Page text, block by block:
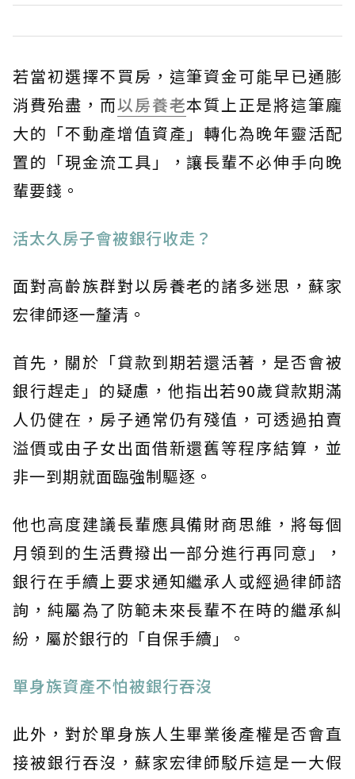
若當初選擇不買房，這筆資金可能早已通膨
消費殆盡，而以房養老本質上正是將這筆龐
大的「不動產增值資產」轉化為晚年靈活配
置的「現金流工具」，讓長輩不必伸手向晚
輩要錢。
活太久房子會被銀行收走？
面對高齡族群對以房養老的諸多迷思，蘇家
宏律師逐一釐清。
首先，關於「貸款到期若還活著，是否會被
銀行趕走」的疑慮，他指出若90歲貸款期滿
人仍健在，房子通常仍有殘值，可透過拍賣
溢價或由子女出面借新還舊等程序結算，並
非一到期就面臨強制驅逐。
他也高度建議長輩應具備財商思維，將每個
月領到的生活費撥出一部分進行再同意」，
銀行在手續上要求通知繼承人或經過律師諮
詢，純屬為了防範未來長輩不在時的繼承糾
紛，屬於銀行的「自保手續」。
單身族資產不怕被銀行吞沒
此外，對於單身族人生畢業後產權是否會直
接被銀行吞沒，蘇家宏律師駁斥這是一大假